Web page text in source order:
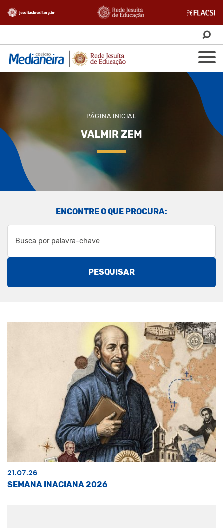
PÁGINA INICIAL
VALMIR ZEM
ENCONTRE O QUE PROCURA:
PESQUISAR
21.07.26
SEMANA INACIANA 2026